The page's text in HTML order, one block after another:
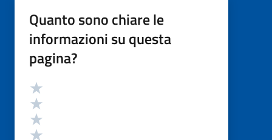
Quanto sono chiare le
informazioni su questa
pagina?
Valutazione